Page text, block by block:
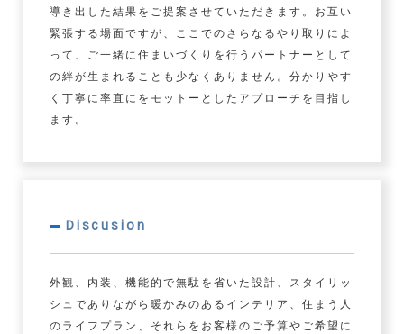
導き出した結果をご提案させていただきます。お互い
緊張する場面ですが、ここでのさらなるやり取りによ
って、ご一緒に住まいづくりを行うパートナーとして
の絆が生まれることも少なくありません。分かりやす
く丁寧に率直にをモットーとしたアプローチを目指し
ます。
Discusion
外観、内装、機能的で無駄を省いた設計、スタイリッ
シュでありながら暖かみのあるインテリア、住まう人
のライフプラン、それらをお客様のご予算やご希望に